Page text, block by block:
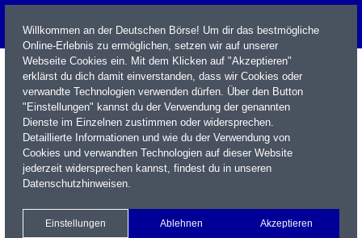
Name / WKN / ISIN / Kürzel
Xetra Realtime
Watchlist Portfolio Login
Willkommen an der Deutschen Börse! Um dir das bestmögliche
Online-Erlebnis zu ermöglichen, setzen wir auf unserer
Webseite Cookies ein. Mit dem Klicken auf "Akzeptieren"
erklärst du dich damit einverstanden, dass wir Cookies oder
verwandte Technologien verwenden dürfen. Über den Button
"Einstellungen" kannst du der Verwendung der genannten
Dienste im Einzelnen zustimmen oder widersprechen.
Detaillierte Informationen und wie du der Verwendung von
Cookies und verwandten Technologien auf dieser Website
jederzeit widersprechen kannst, findest du in unseren
Datenschutzhinweisen.
Einstellungen Ablehnen Akzeptieren